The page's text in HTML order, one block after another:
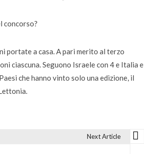
concorso?
portate a casa. A pari merito al terzo
ciascuna. Seguono Israele con 4 e Italia e
che hanno vinto solo una edizione, il
Next Article